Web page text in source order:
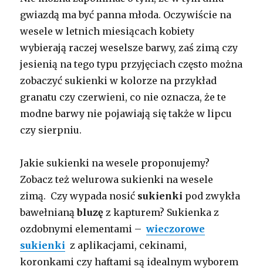
gwiazdą ma być panna młoda. Oczywiście na
wesele w letnich miesiącach kobiety
wybierają raczej weselsze barwy, zaś zimą czy
jesienią na tego typu przyjęciach często można
zobaczyć sukienki w kolorze na przykład
granatu czy czerwieni, co nie oznacza, że te
modne barwy nie pojawiają się także w lipcu
czy sierpniu.
Jakie sukienki na wesele proponujemy?
Zobacz też welurowa sukienki na wesele
zimą. Czy wypada nosić sukienki pod zwykła
bawełnianąbluzę z kapturem? Sukienka z
ozdobnymi elementami –wieczorowe
sukienki z aplikacjami, cekinami,
koronkami czy haftami są idealnym wyborem